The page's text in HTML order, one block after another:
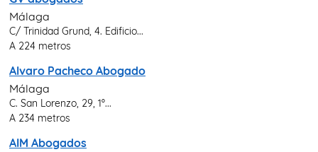
Málaga
C/ Trinidad Grund, 4. Edificio...
A 224 metros
Alvaro Pacheco Abogado
Málaga
C. San Lorenzo, 29, 1º...
A 234 metros
AIM Abogados